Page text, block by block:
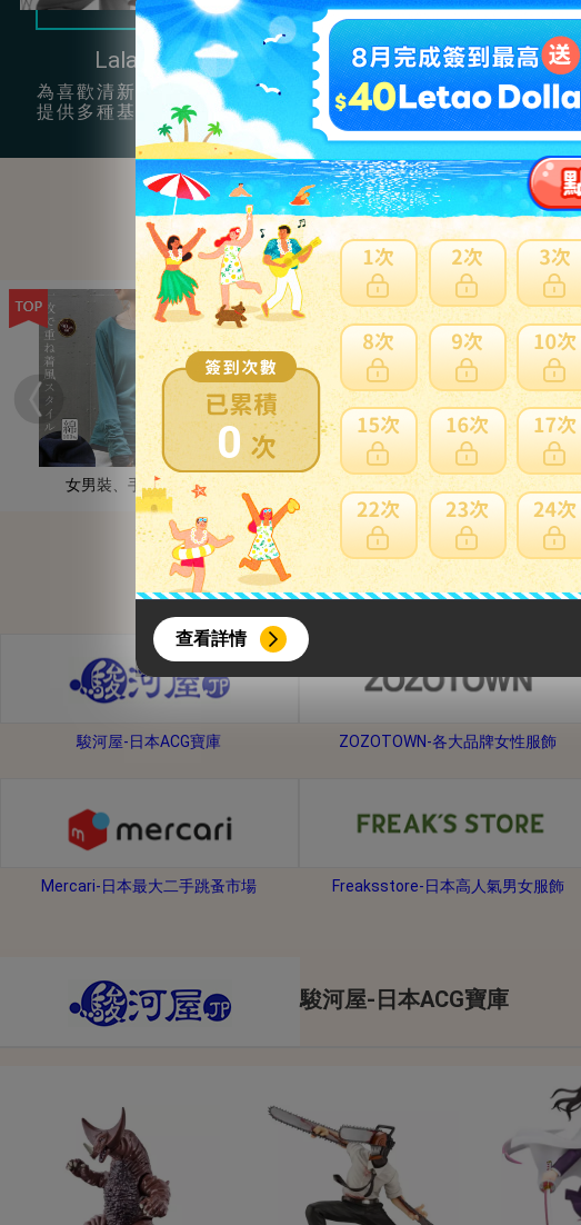
0
2026年8月1日上午00:00開始至2026年8月
每人單一帳號每日只可簽到1次，逾期不得補
Letao Dollar使用規則：
Letao Dollar不可用於購買商品為「門票、
類現金商品、日本寄日本之訂單。
使用Letao Dollar之委託單，如因價格不符
Dollar使用期限不會延長。
Letao 保有所有變更、修改或提前終止之權
查看詳情
Lala Begin
為喜歡清新簡約風的女孩
提供多種基本單品穿搭。
Clutch
提供很多充滿男性魅力的
復古服飾配件。
女男裝、手錶配件 男裝
駿河屋-日本ACG寶庫 ZOZOTOWN-各大品牌女性服飾
Mercari-日本最大二手跳蚤市場 Freaksstore-日本高人氣男女服飾
駿河屋-日本ACG寶庫